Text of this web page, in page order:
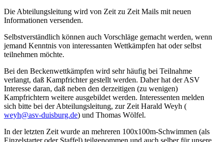
Die Abteilungsleitung wird von Zeit zu Zeit Mails mit neuen
Informationen versenden.
Selbstverständlich können auch Vorschläge gemacht werden, wenn
jemand Kenntnis von interessanten Wettkämpfen hat oder selbst
teilnehmen möchte.
Bei den Beckenwettkämpfen wird sehr häufig bei Teilnahme
verlangt, daß Kampfrichter gestellt werden. Daher hat der ASV
Interesse daran, daß neben den derzeitigen (zu wenigen)
Kampfrichtern weitere ausgebildet werden. Interessenten melden
sich bitte bei der Abteilungsleitung, zur Zeit Harald Weyh (
weyh@asv-duisburg.de) und Thomas Wölfel.
In der letzten Zeit wurde an mehreren 100x100m-Schwimmen (als